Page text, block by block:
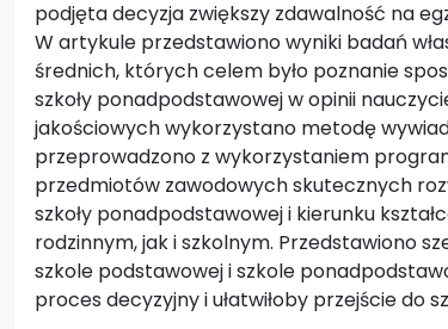
podjęta decyzja zwiększy zdawalność na
W artykule przedstawiono wyniki badań
średnich, których celem było poznanie
szkoły ponadpodstawowej w opinii
jakościowych wykorzystano metodę
przeprowadzono z wykorzystaniem
przedmiotów zawodowych skutecznych
szkoły ponadpodstawowej i kierunku
rodzinnym, jak i szkolnym. Przedstawiono
szkole podstawowej i szkole
proces decyzyjny i ułatwiłoby przejście do